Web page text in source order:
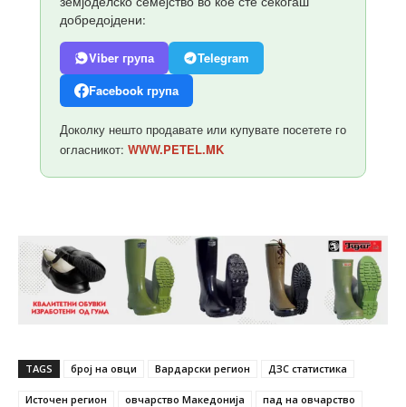
добредојдени:
Viber група
Telegram
Facebook група
Доколку нешто продавате или купувате посетете го
огласникот: WWW.PETEL.MK
TAGS број на овци Вардарски регион ДЗС статистика
Источен регион овчарство Македонија пад на овчарство